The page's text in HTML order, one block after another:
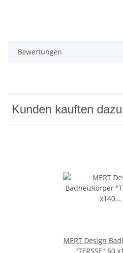
Bewertungen
Kunden kauften
MERT Design
"TERSSE" 60